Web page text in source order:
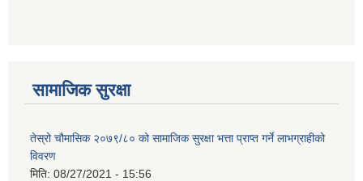
सामाजिक सुरक्षा
तेस्रो चौमासिक २०७९/८० को सामाजिक सुरक्षा भत्ता प्राप्त गर्ने लाभग्राहीको
विवरण
मिति: 08/27/2021 - 15:56